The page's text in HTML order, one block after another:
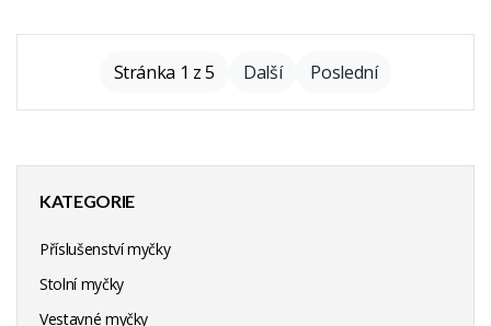
KATEGORIE
Příslušenství myčky
Stolní myčky
Vestavné myčky
Stránka 1 z 5 Další Poslední